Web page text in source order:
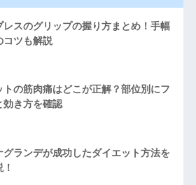
レスのグリップの握り方まとめ！手幅
コツも解説
トの筋肉痛はどこが正解？部位別にフ
効き方を確認
グランデが成功したダイエット方法を